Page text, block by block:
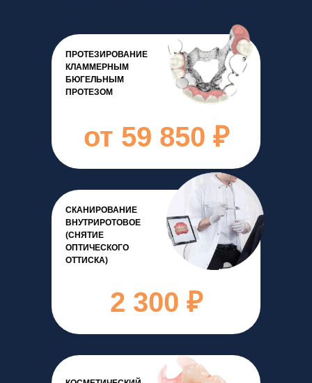
СКАНИРОВАНИЕ
ВНУТРИРОТОВОЕ
(СНЯТИЕ
ОПТИЧЕСКОГО
ОТТИСКА)
2 300 ₽
ПРОТЕЗИРОВАНИЕ
КЛАММЕРНЫМ
БЮГЕЛЬНЫМ
ПРОТЕЗОМ
от 59 850 ₽